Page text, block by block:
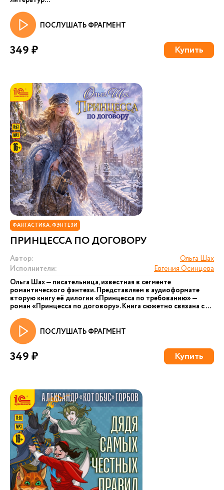
ПОСЛУШАТЬ ФРАГМЕНТ
349 ₽ Купить
ФАНТАСТИКА. ФЭНТЕЗИ
ПРИНЦЕССА ПО ДОГОВОРУ
Автор:
Ольга Шах
Исполнители:
Евгения Осинцева
Ольга Шах — писательница, известная в сегменте
романтического фэнтези. Представляем в аудиоформате
вторую книгу её дилогии «Принцесса по требованию» —
роман «Принцесса по договору». Книга сюжетно связана с ...
ПОСЛУШАТЬ ФРАГМЕНТ
349 ₽ Купить